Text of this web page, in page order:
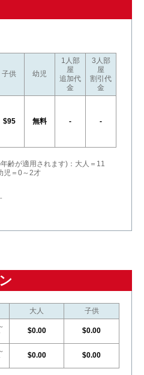
子供 幼児
1人部
屋
追加代
金
3人部
屋
割引代
金
$95 無料 - -
齢が適用されます)：大人＝11
児＝0～2才
大人
子供
$0.00 $0.00
$0.00 $0.00